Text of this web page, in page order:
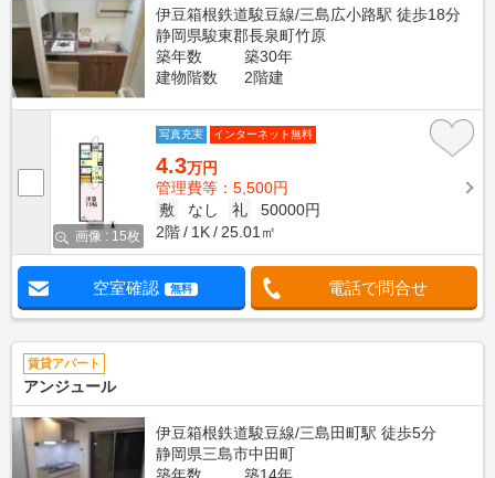
伊豆箱根鉄道駿豆線/三島広小路駅 徒歩18分
静岡県駿東郡長泉町竹原
築年数
築30年
建物階数
2階建
画像 : 15枚
写真充実 インターネット無料
4.3万円
管理費等：5,500円
敷
なし 礼
50000円
2階
1K 25.01㎡
空室確認 無料 電話で問合せ
賃貸アパート
アンジュール
伊豆箱根鉄道駿豆線/三島田町駅 徒歩5分
静岡県三島市中田町